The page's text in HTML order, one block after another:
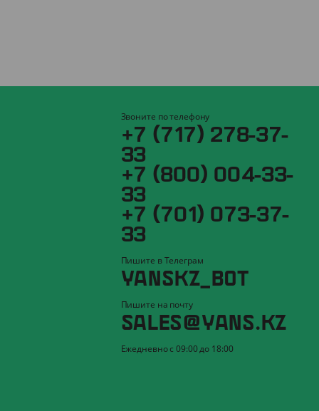
Звоните по телефону
+7 (717) 278-37-
33
+7 (800) 004-33-
33
+7 (701) 073-37-
33
Пишите в Телеграм
YANSKZ_BOT
Пишите на почту
SALES@YANS.KZ
Ежедневно с 09:00 до 18:00